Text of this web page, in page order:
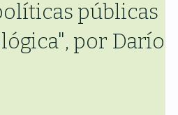
públicas
por Darío